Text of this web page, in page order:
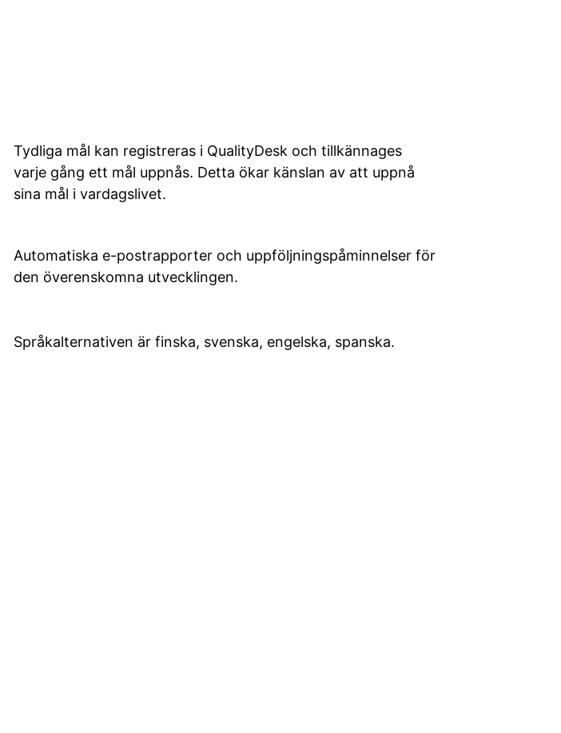
Tydliga mål kan registreras i QualityDesk och tillkännages
varje gång ett mål uppnås. Detta ökar känslan av att uppnå
sina mål i vardagslivet.
Automatiska e-postrapporter och uppföljningspåminnelser för
den överenskomna utvecklingen.
Språkalternativen är finska, svenska, engelska, spanska.